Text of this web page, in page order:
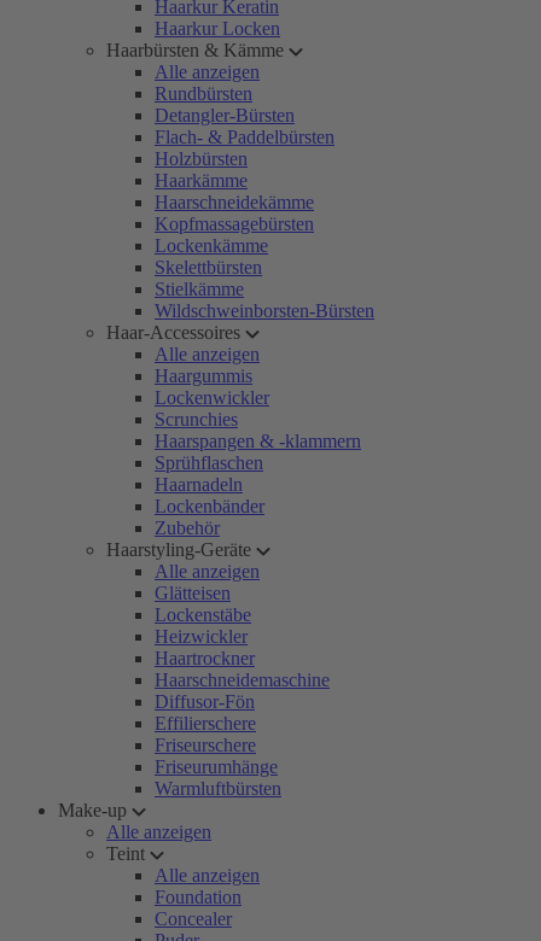
Haarkur Keratin
Haarkur Locken
Haarbürsten & Kämme
Alle anzeigen
Rundbürsten
Detangler-Bürsten
Flach- & Paddelbürsten
Holzbürsten
Haarkämme
Haarschneidekämme
Kopfmassagebürsten
Lockenkämme
Skelettbürsten
Stielkämme
Wildschweinborsten-Bürsten
Haar-Accessoires
Alle anzeigen
Haargummis
Lockenwickler
Scrunchies
Haarspangen & -klammern
Sprühflaschen
Haarnadeln
Lockenbänder
Zubehör
Haarstyling-Geräte
Alle anzeigen
Glätteisen
Lockenstäbe
Heizwickler
Haartrockner
Haarschneidemaschine
Diffusor-Fön
Effilierschere
Friseurschere
Friseurumhänge
Warmluftbürsten
Make-up
Alle anzeigen
Teint
Alle anzeigen
Foundation
Concealer